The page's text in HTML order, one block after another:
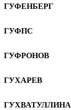
ГУФЕНБЕРГ
ГУФПС
ГУФРОНОВ
ГУХАРЕВ
ГУХВАТУЛЛИНА